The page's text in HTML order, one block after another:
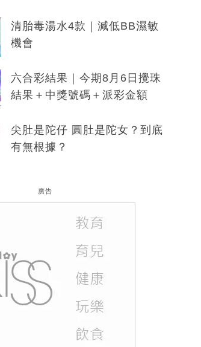
清胎毒湯水4款｜減低BB濕敏
機會
六合彩結果｜今期8月6日攪珠
結果＋中獎號碼＋派彩金額
尖肚是陀仔 圓肚是陀女？到底
有無根據？
廣告